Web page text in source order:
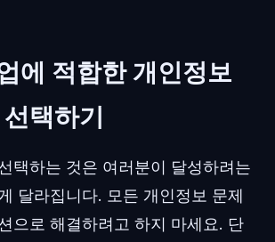
에 적합한 개인정보
택하기
택하는 것은 여러분이 달성하려는
달라집니다. 모든 개인정보 문제
으로 해결하려고 하지 마세요. 단